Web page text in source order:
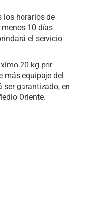
los horarios de
10 días
el servicio
20 kg por
más equipaje del
ser garantizado, en
Oriente.